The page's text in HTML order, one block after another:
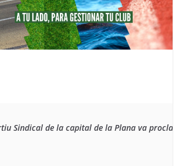
Sindical de la capital de la Plana va